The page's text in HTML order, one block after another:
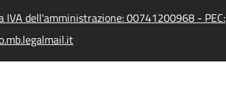
IVA dell'amministrazione: 00741200968 - PEC: